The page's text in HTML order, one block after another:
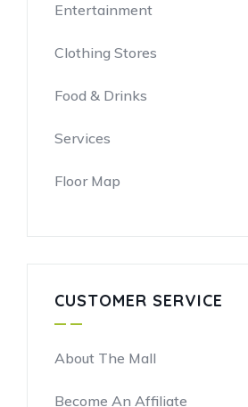
Entertainment
Clothing Stores
Food & Drinks
Services
Floor Map
CUSTOMER SERVICE
About The Mall
Become An Affiliate